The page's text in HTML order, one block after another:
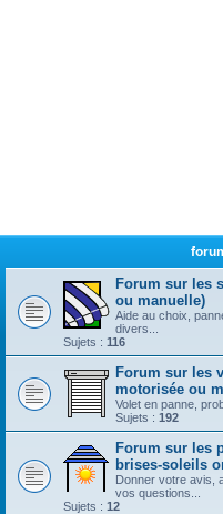
Forum sur les
ou manuelle)
Aide au choix,
divers...
Sujets : 116
Forum sur les
motorisée ou
Volet en panne,
Sujets : 192
Forum sur les
brises-soleils
Donner votre avis,
vos questions...
Sujets : 12